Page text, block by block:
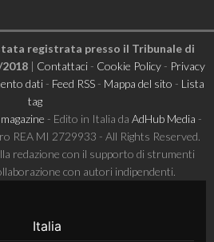
registrata presso il Tribunale di
| Contattaci- Cookie Policy- Privacy
dati- Feed RSS- Mappa del sito - Lista
tag
- Edito in Italia da AdHub Media -
REA MI 2729933 - All Rights Reserved.
redazione con il supporto di strumenti
con autori indipendenti.
Italia